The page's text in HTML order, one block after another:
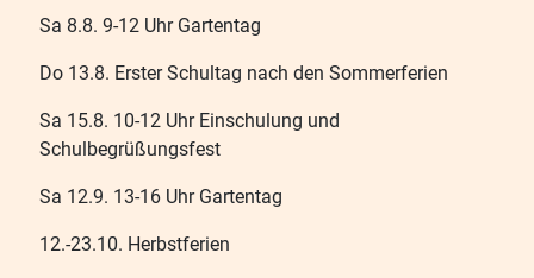
Sa 8.8. 9-12 Uhr Gartentag
Do 13.8. Erster Schultag nach den Sommerferien
Sa 15.8. 10-12 Uhr Einschulung und
Schulbegrüßungsfest
Sa 12.9. 13-16 Uhr Gartentag
12.-23.10. Herbstferien